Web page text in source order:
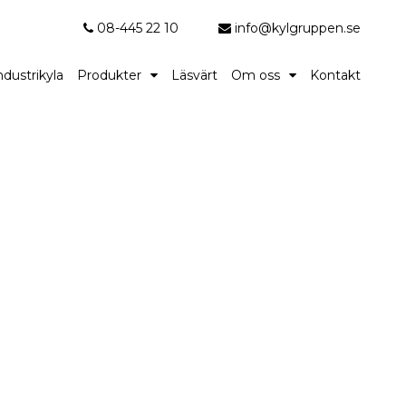
08-445 22 10 info@kylgruppen.se
Produkter Läsvärt Om oss Kontakt